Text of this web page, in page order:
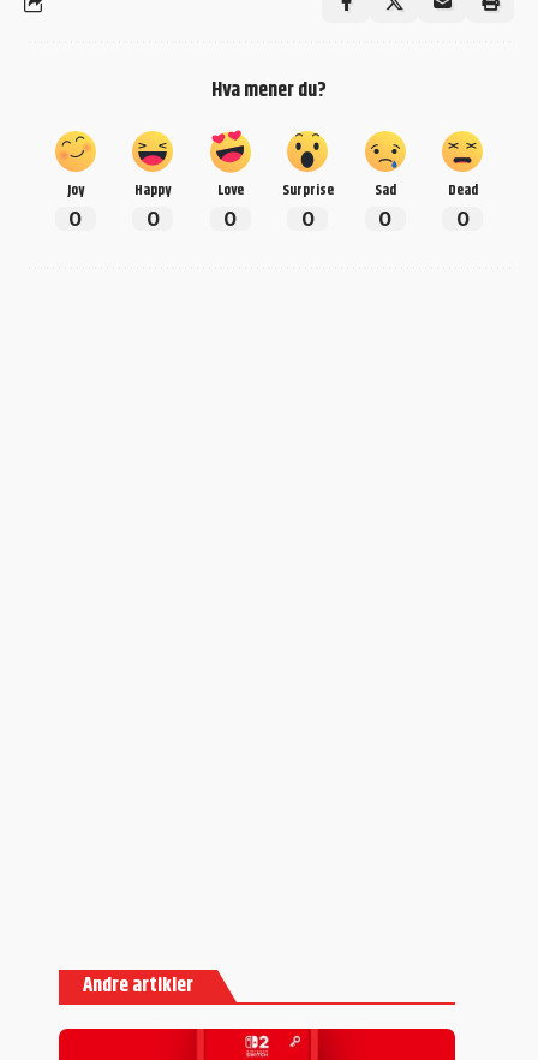
Hva mener du?
Joy
0
Happy
0
Love
0
Surprise
0
Sad
0
Dead
0
Andre artikler